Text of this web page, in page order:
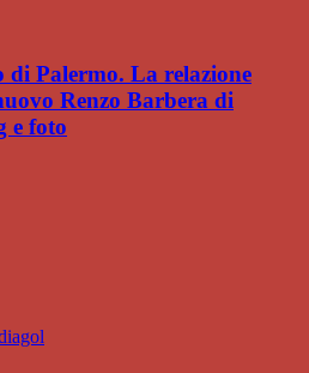
di Palermo. La relazione
Renzo Barbera di
e foto